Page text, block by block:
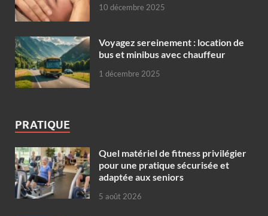
10 décembre 2025
Voyagez sereinement : location de
bus et minibus avec chauffeur
1 décembre 2025
PRATIQUE
Quel matériel de fitness privilégier
pour une pratique sécurisée et
adaptée aux seniors
5 août 2026